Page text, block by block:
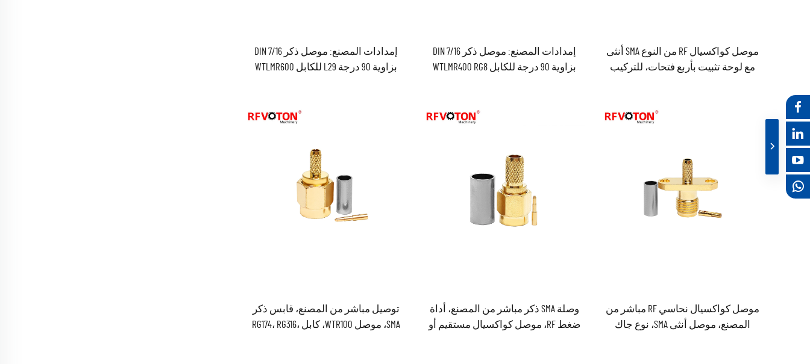
موصل كواكسيال RF من النوع SMA أنثى
مع لوحة تثبيت بأربع فتحات، للتركيب
الشركة المصنعة
إمدادات المصنع: موصل ذكر 7/16 DIN
بزاوية 90 درجة للكابل WTLMR400 RG8
إمدادات المصنع: موصل ذكر 7/16 DIN
بزاوية 90 درجة L29 للكابل WTLMR600
موصل كواكسيال نحاسي RF مباشر من
المصنع، موصل أنثى SMA، نوع جاك
وصلة SMA ذكر مباشر من المصنع، أداة
ضغط RF، موصل كواكسيال مستقيم أو
توصيل مباشر من المصنع، قابس ذكر
SMA، موصل WTR100، كابل RG174، RG316،